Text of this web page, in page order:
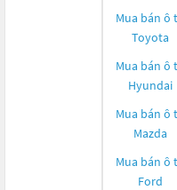
Mua bán ô
Toyota
Mua bán ô
Hyundai
Mua bán ô
Mazda
Mua bán ô
Ford